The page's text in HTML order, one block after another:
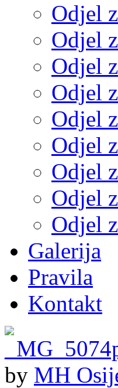
Odjel
Odjel
Odjel
Odjel
Odjel
Odjel
Odjel
Odjel
Odjel
Galerija
Pravila
Kontakt
by MH